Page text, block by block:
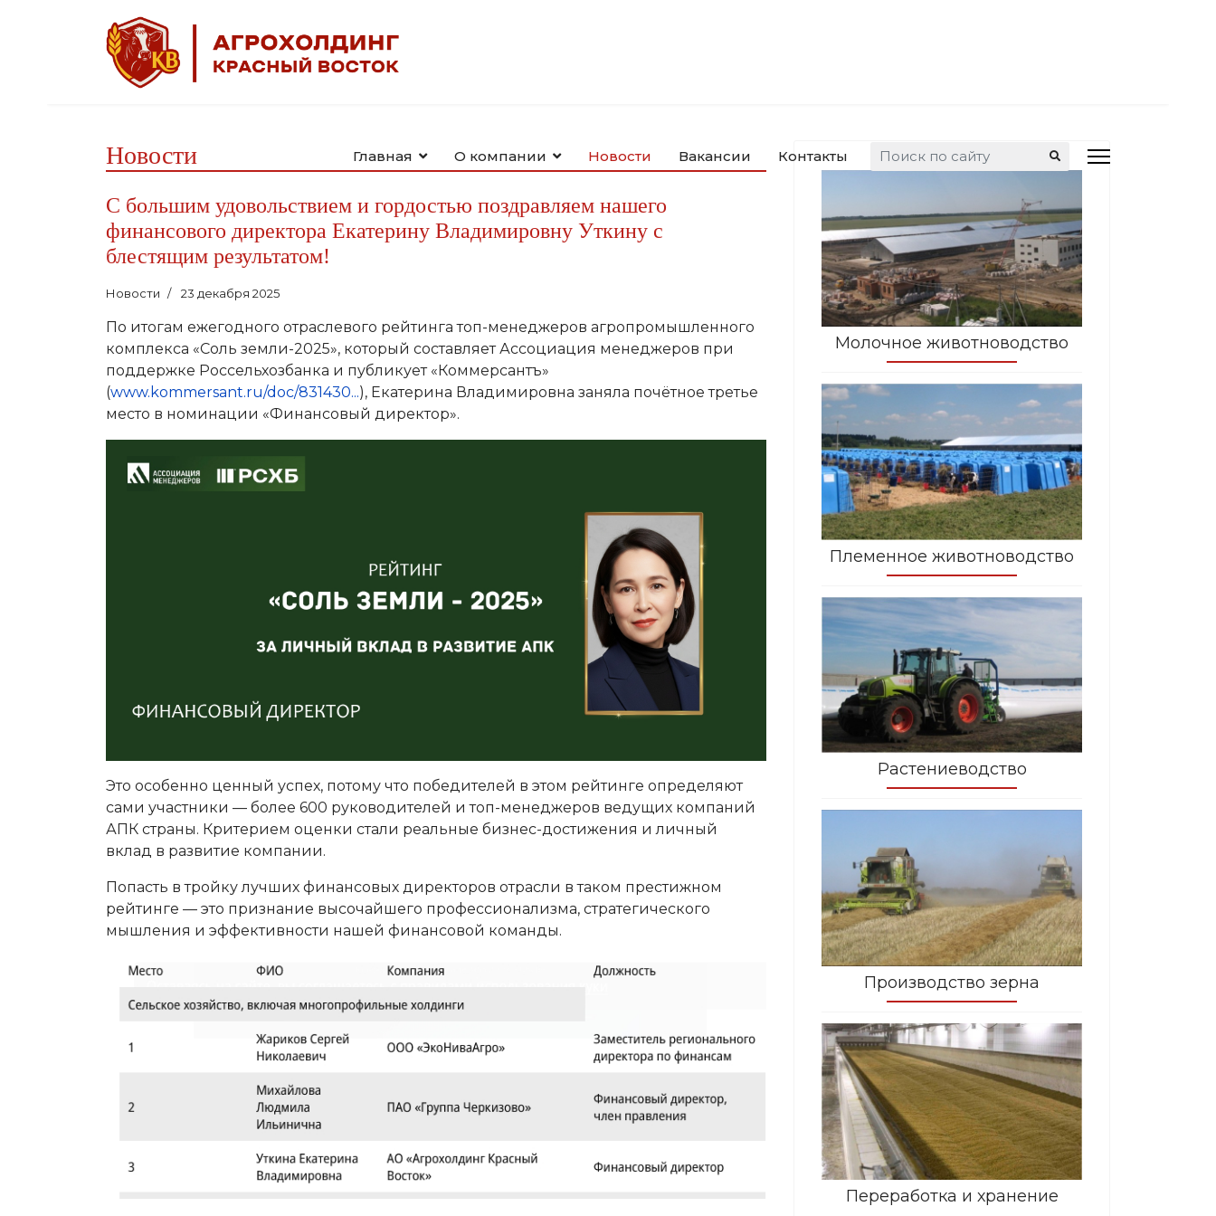
Главная О компании Новости Вакансии Контакты Искать...
Новости
С большим удовольствием и гордостью поздравляем нашего
финансового директора Екатерину Владимировну Уткину с
блестящим результатом!
Новости 23 декабря 2025
По итогам ежегодного отраслевого рейтинга топ-менеджеров агропромышленного
комплекса «Соль земли-2025», который составляет Ассоциация менеджеров при
поддержке Россельхозбанка и публикует «Коммерсантъ»
(www.kommersant.ru/doc/831430...), Екатерина Владимировна заняла почётное третье
место в номинации «Финансовый директор».
Это особенно ценный успех, потому что победителей в этом рейтинге определяют
сами участники — более 600 руководителей и топ-менеджеров ведущих компаний
АПК страны. Критерием оценки стали реальные бизнес-достижения и личный
вклад в развитие компании.
Попасть в тройку лучших финансовых директоров отрасли в таком престижном
рейтинге — это признание высочайшего профессионализма, стратегического
мышления и эффективности нашей финансовой команды.
Молочное животноводство
Племенное животноводство
Растениеводство
Производство зерна
Переработка и хранение